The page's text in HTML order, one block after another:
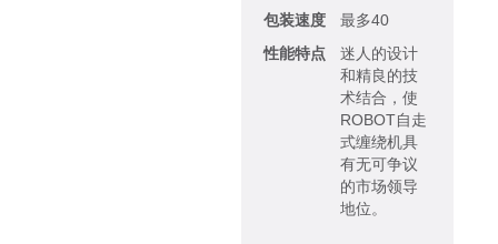
包装速度
最多40
性能特点
迷人的设计
和精良的技
术结合，使
ROBOT自走
式缠绕机具
有无可争议
的市场领导
地位。